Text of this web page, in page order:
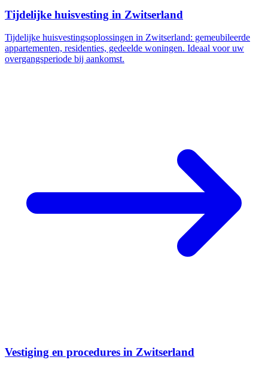
Tijdelijke huisvesting in Zwitserland
Tijdelijke huisvestingsoplossingen in Zwitserland: gemeubileerde
appartementen, residenties, gedeelde woningen. Ideaal voor uw
overgangsperiode bij aankomst.
Vestiging en procedures in Zwitserland